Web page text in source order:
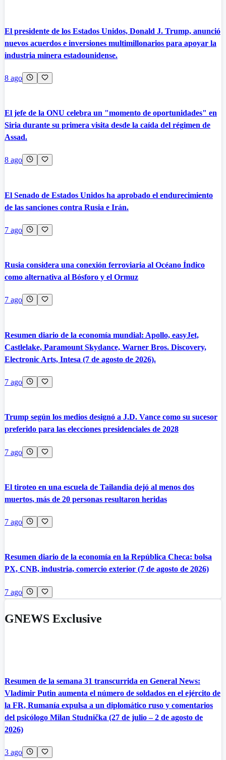
El presidente de los Estados Unidos, Donald J. Trump, anunció
nuevos acuerdos e inversiones multimillonarios para apoyar la
industria minera estadounidense.
8 ago
El jefe de la ONU celebra un "momento de oportunidades" en
Siria durante su primera visita desde la caída del régimen de
Assad.
8 ago
El Senado de Estados Unidos ha aprobado el endurecimiento
de las sanciones contra Rusia e Irán.
7 ago
Rusia considera una conexión ferroviaria al Océano Índico
como alternativa al Bósforo y el Ormuz
7 ago
Resumen diario de la economía mundial: Apollo, easyJet,
Castlelake, Paramount Skydance, Warner Bros. Discovery,
Electronic Arts, Intesa (7 de agosto de 2026).
7 ago
Trump según los medios designó a J.D. Vance como su sucesor
preferido para las elecciones presidenciales de 2028
7 ago
El tiroteo en una escuela de Tailandia dejó al menos dos
muertos, más de 20 personas resultaron heridas
7 ago
Resumen diario de la economía en la República Checa: bolsa
PX, CNB, industria, comercio exterior (7 de agosto de 2026)
7 ago
GNEWS Exclusive
Resumen de la semana 31 transcurrida en General News:
Vladímir Putin aumenta el número de soldados en el ejército de
la FR, Rumanía expulsa a un diplomático ruso y comentarios
del psicólogo Milan Studnička (27 de julio – 2 de agosto de
2026)
3 ago